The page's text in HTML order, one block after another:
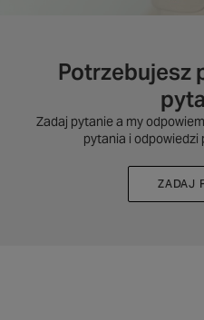
Potrzebujesz
Zadaj pytanie a my
pytania i odpowiedzi
ZADAJ